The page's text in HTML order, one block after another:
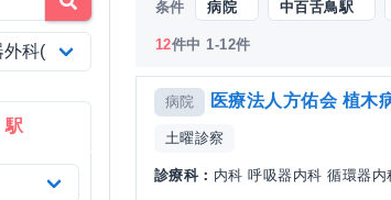
駅
条件 病院 中百舌鳥駅
12件中 1-12件
病院 医療法人方佑会 植木
土曜診察
診療科： 内科 呼吸器内科 循環器